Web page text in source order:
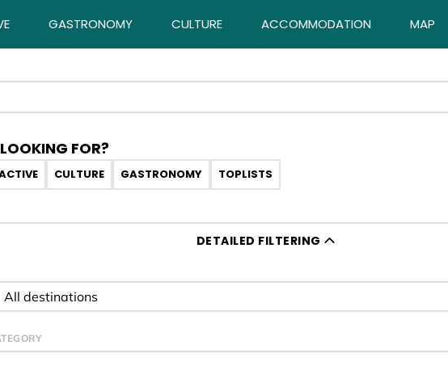
GASTRONOMY CULTURE ACCOMMODATION MAP
FOR?
CULTURE GASTRONOMY TOPLISTS
DETAILED FILTERING
destination